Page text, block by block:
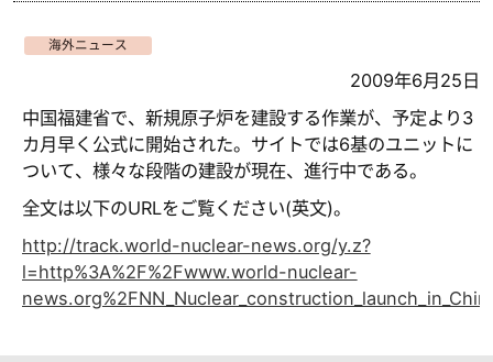
海外ニュース
2009年6月25日
中国福建省で、新規原子炉を建設する作業が、予定より3
カ月早く公式に開始された。サイトでは6基のユニットに
ついて、様々な段階の建設が現在、進行中である。
全文は以下のURLをご覧ください(英文)。
http://track.world-nuclear-news.org/y.z?
l=http%3A%2F%2Fwww.world-nuclear-